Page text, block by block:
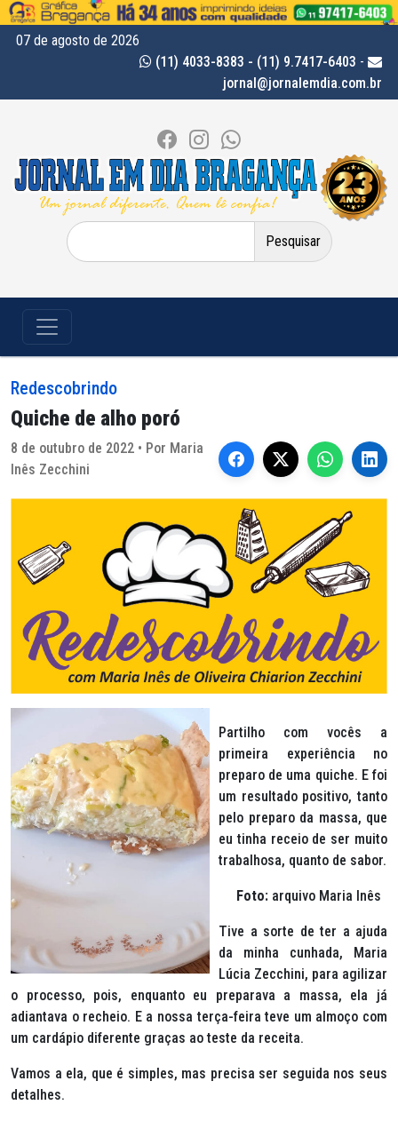
07 de agosto de 2026
(11) 4033-8383 - (11) 9.7417-6403 -
jornal@jornalemdia.com.br
Pesquisar
por:
Redescobrindo
Quiche de alho poró
8 de outubro de 2022 • Por Maria
Inês Zecchini
Partilho com vocês a
primeira experiência no
preparo de uma quiche. E foi
um resultado positivo, tanto
pelo preparo da massa, que
eu tinha receio de ser muito
trabalhosa, quanto de sabor.
Foto: arquivo Maria Inês
Tive a sorte de ter a ajuda
da minha cunhada, Maria
Lúcia Zecchini, para agilizar
o processo, pois, enquanto eu preparava a massa, ela já
adiantava o recheio. E a nossa terça-feira teve um almoço com
um cardápio diferente graças ao teste da receita.
Vamos a ela, que é simples, mas precisa ser seguida nos seus
detalhes.